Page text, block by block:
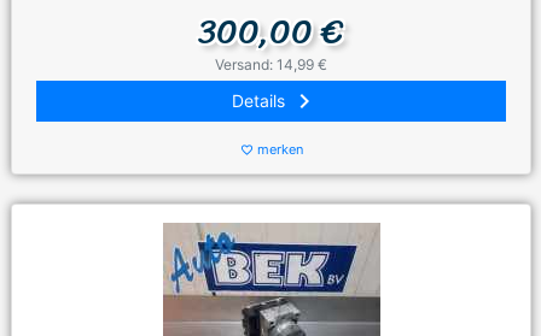
300,00 €
Versand: 14,99 €
Details keyboard_arrow_right
favorite_border merken